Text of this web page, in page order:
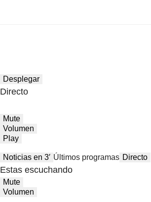
Desplegar
Directo
Mute
Volumen
Play
Noticias en 3′ Últimos programas Directo
Estas escuchando
Mute
Volumen